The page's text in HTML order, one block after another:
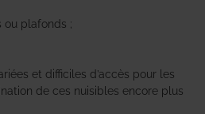
ou plafonds ;
et difficiles d’accès pour les
de ces nuisibles encore plus